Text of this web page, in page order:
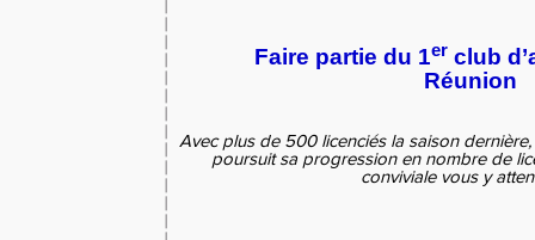
Faire partie du 1er club
Réunion
Avec plus de 500 licenciés la saison
poursuit sa progression en nombre de
conviviale vous y